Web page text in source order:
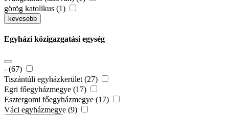
görög katolikus (1)
kevesebb
Egyházi közigazgatási egység
- (67)
Tiszántúli egyházkerület (27)
Egri főegyházmegye (17)
Esztergomi főegyházmegye (17)
Váci egyházmegye (9)